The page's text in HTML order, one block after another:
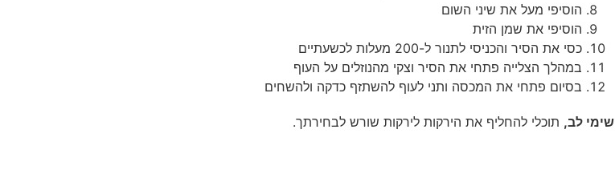
הוסיפי מעל את שיני השום
הוסיפי את שמן הזית
כסי את הסיר והכניסי לתנור ל-200 מעלות לכשעתיים
במהלך הצלייה פתחי את הסיר וצקי מהנוזלים על העוף
בסיום פתחי את המכסה ותני לעוף להשתזף כדקה ולהשחים
שימי לב, תוכלי להחליף את הירקות לירקות שורש לבחירתך.